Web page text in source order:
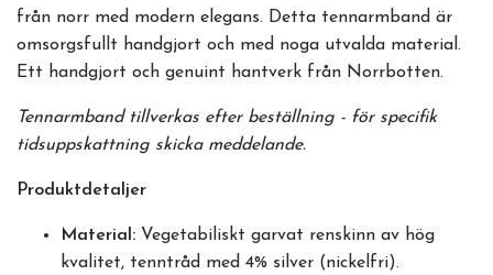
från norr med modern elegans. Detta tennarmband är
omsorgsfullt handgjort och med noga utvalda material.
Ett handgjort och genuint hantverk från Norrbotten.
Tennarmband tillverkas efter beställning - för specifik
tidsuppskattning skicka meddelande.
Produktdetaljer
Material: Vegetabiliskt garvat renskinn av hög
kvalitet, tenntråd med 4% silver (nickelfri).